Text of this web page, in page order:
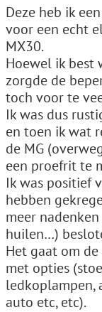
Deze heb ik
voor een echt
MX30.
Hoewel ik best
zorgde de
toch voor te
Ik was dus
en toen ik wat
de MG
een proefrit te
Ik was positief
hebben
meer
huilen…)
Het gaat om
met opties
ledkoplampen,
auto etc, etc).